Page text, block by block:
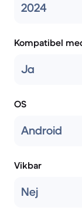
2024
Kompatibel
Ja
OS
Android
Vikbar
Nej